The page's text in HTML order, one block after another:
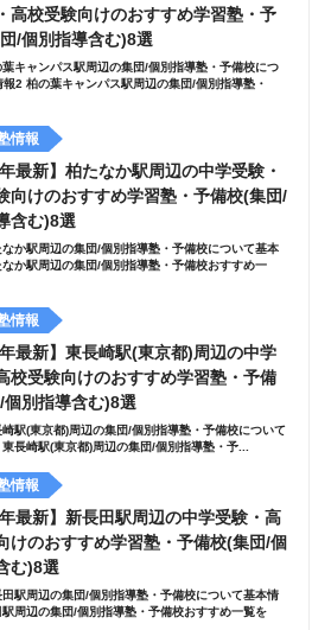
高校受験向けのおすすめ学習塾・予
/個別指導含む)8選
葉キャンパス駅周辺の集団/個別指導塾・予備校につ
報2 柏の葉キャンパス駅周辺の集団/個別指導塾・
情報
年最新】柏たなか駅周辺の中学受験・
向けのおすすめ学習塾・予備校(集団/
含む)8選
なか駅周辺の集団/個別指導塾・予備校について基本
か駅周辺の集団/個別指導塾・予備校おすすめ一
情報
年最新】東長崎駅(東京都)周辺の中学
校受験向けのおすすめ学習塾・予備
個別指導含む)8選
崎駅(東京都)周辺の集団/個別指導塾・予備校について
長崎駅(東京都)周辺の集団/個別指導塾・予...
情報
年最新】新長田駅周辺の中学受験・高
けのおすすめ学習塾・予備校(集団/個
む)8選
田駅周辺の集団/個別指導塾・予備校について基本情
周辺の集団/個別指導塾・予備校おすすめ一覧を